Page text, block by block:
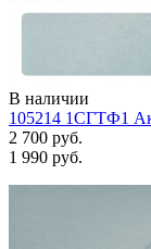
В наличии
105214 1СГТФ1
2 700 руб.
1 990 руб.